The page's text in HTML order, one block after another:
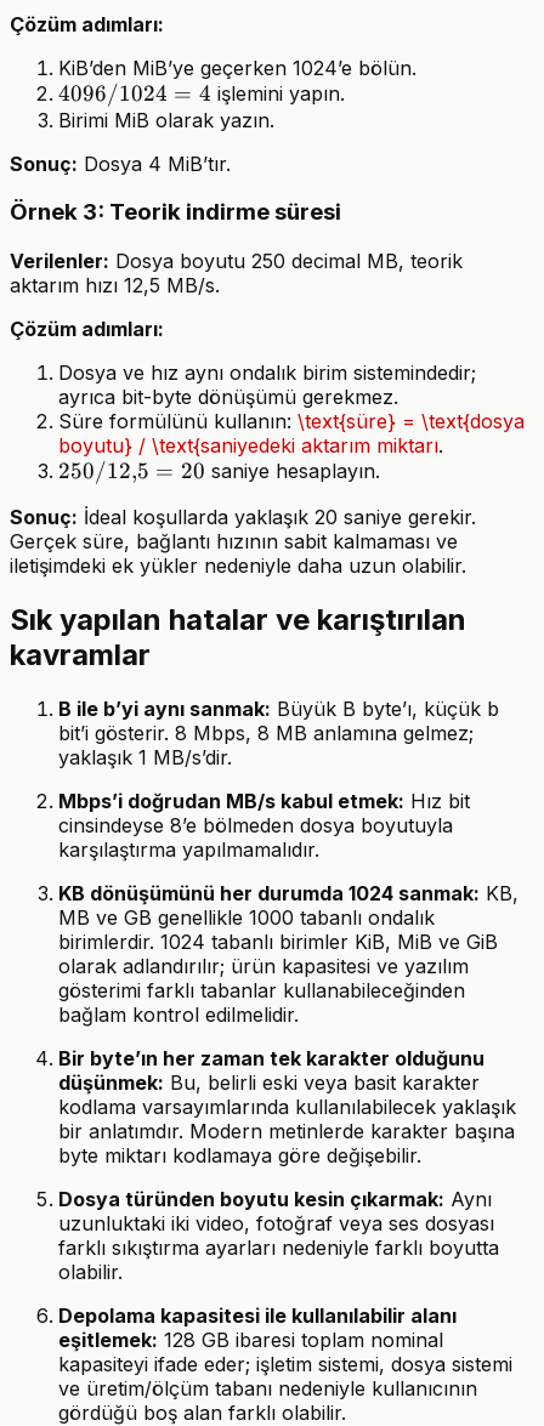
Çözüm adımları:
KiB’den MiB’ye geçerken 1024’e bölün.
4096
/
= 4
4096/1024 = 4 işlemini yapın.
Birimi MiB olarak yazın.
Sonuç: Dosya 4 MiB’tır.
Örnek 3: Teorik indirme süresi
Verilenler: Dosya boyutu 250 decimal MB, teorik
aktarım hızı 12,5 MB/s.
Çözüm adımları:
Dosya ve hız aynı ondalık birim sistemindedir;
ayrıca bit-byte dönüşümü gerekmez.
Süre formülünü kullanın: \text{süre} = \text{dosya
boyutu} / \text{saniyedeki aktarım miktarı.
250 /
= 20
250/12,5 = 20 saniye hesaplayın.
Sonuç: İdeal koşullarda yaklaşık 20 saniye gerekir.
Gerçek süre, bağlantı hızının sabit kalmaması ve
iletişimdeki ek yükler nedeniyle daha uzun olabilir.
Sık yapılan hatalar ve karıştırılan
kavramlar
B ile b’yi aynı sanmak: Büyük B byte’ı, küçük b
bit’i gösterir. 8 Mbps, 8 MB anlamına gelmez;
yaklaşık 1 MB/s’dir.
Mbps’i doğrudan MB/s kabul etmek: Hız bit
cinsindeyse 8’e bölmeden dosya boyutuyla
karşılaştırma yapılmamalıdır.
KB dönüşümünü her durumda 1024 sanmak: KB,
MB ve GB genellikle 1000 tabanlı ondalık
birimlerdir. 1024 tabanlı birimler KiB, MiB ve GiB
olarak adlandırılır; ürün kapasitesi ve yazılım
gösterimi farklı tabanlar kullanabileceğinden
bağlam kontrol edilmelidir.
Bir byte’ın her zaman tek karakter olduğunu
düşünmek: Bu, belirli eski veya basit karakter
kodlama varsayımlarında kullanılabilecek yaklaşık
bir anlatımdır. Modern metinlerde karakter başına
byte miktarı kodlamaya göre değişebilir.
Dosya türünden boyutu kesin çıkarmak: Aynı
uzunluktaki iki video, fotoğraf veya ses dosyası
farklı sıkıştırma ayarları nedeniyle farklı boyutta
olabilir.
Depolama kapasitesi ile kullanılabilir alanı
eşitlemek: 128 GB ibaresi toplam nominal
kapasiteyi ifade eder; işletim sistemi, dosya sistemi
ve üretim/ölçüm tabanı nedeniyle kullanıcının
gördüğü boş alan farklı olabilir.